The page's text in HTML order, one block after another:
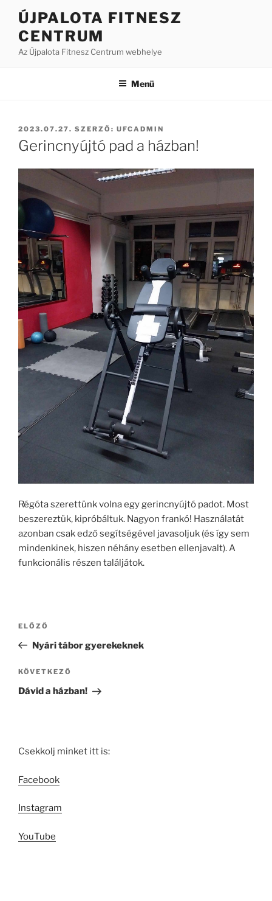
Tartalomhoz
ÚJPALOTA FITNESZ
CENTRUM
Az Újpalota Fitnesz Centrum webhelye
Menü
BEKÜLDVE:
2023.07.27. SZERZŐ: UFCADMIN
Gerincnyújtó pad a házban!
Régóta szerettünk volna egy gerincnyújtó padot. Most
beszereztük, kipróbáltuk. Nagyon frankó! Használatát
azonban csak edző segítségével javasoljuk (és így sem
mindenkinek, hiszen néhány esetben ellenjavalt). A
funkcionális részen találjátok.
Bejegyzés
Korábbi
bejegyzés
ELŐZŐ
Nyári tábor gyerekeknek
Következő
bejegyzés
KÖVETKEZŐ
Dávid a házban!
Csekkolj minket itt is:
Facebook
Instagram
YouTube